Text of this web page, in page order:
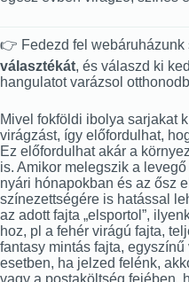
👉 Fedezd fel webáruházunk
választékát, és válaszd ki
hangulatot varázsol
Mivel fokföldi ibolya sarjakat
virágzást, így előfordulhat,
Ez előfordulhat akár a
is. Amikor melegszik a
nyári hónapokban és az ősz
színezettségére is hatással
az adott fajta „elsportol”,
hoz, pl a fehér virágú fajta,
fantasy mintás fajta,
esetben, ha jelzed felénk,